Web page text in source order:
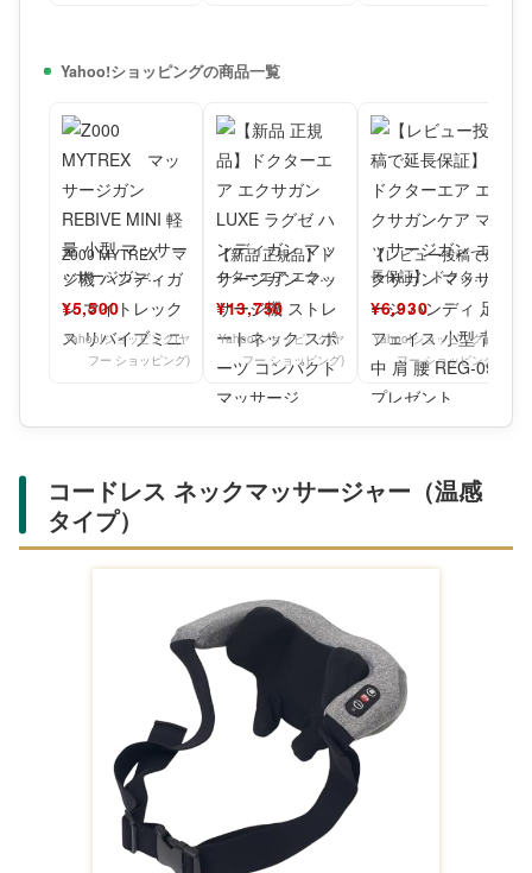
Yahoo!ショッピングの商品一覧
Z000 MYTREX マ
ッサージガン
小型 マッ
¥5,500
Yahoo!ショッピング(ヤ
フー ショッピング)
【新品 正規品】ド
クターエア エクサ
ガン LUXE ラグゼ
ハンディガン マッ
サ
¥13,750
Yahoo!ショッピング(ヤ
フー ショッピング)
【レビュー投稿で延
長保証】 ドクター
ア マッサージガン
エクサ
¥6,930
Yahoo!ショッピング(ヤ
フー ショッピング)
コードレス ネックマッサージャー（温感
タイプ）